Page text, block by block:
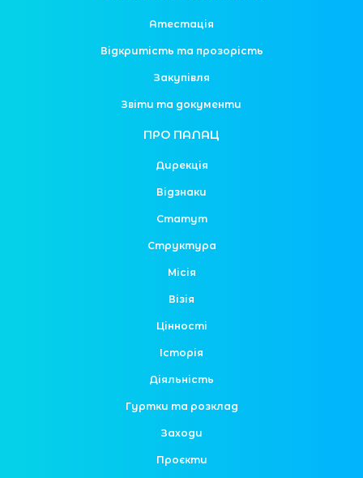
Атестація
Відкритість та прозорість
Закупівля
Звіти та документи
ПРО ПАЛАЦ
Дирекція
Відзнаки
Статут
Структура
Місія
Візія
Цінності
Історія
Діяльність
Гуртки та розклад
Заходи
Проєкти